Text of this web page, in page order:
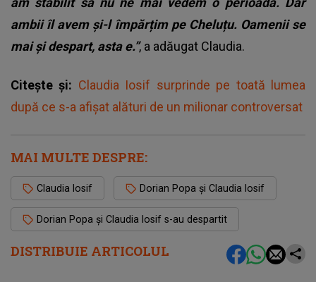
DISTRIBUIE ARTICOLUL
ambii îl avem și-l împărțim pe Cheluțu. Oamenii se
mai și despart, asta e.”, a adăugat Claudia.
Citește și: Claudia Iosif surprinde pe toată lumea
după ce s-a afișat alături de un milionar controversat
MAI MULTE DESPRE:
Claudia Iosif Dorian Popa și Claudia Iosif
Dorian Popa și Claudia Iosif s-au despartit